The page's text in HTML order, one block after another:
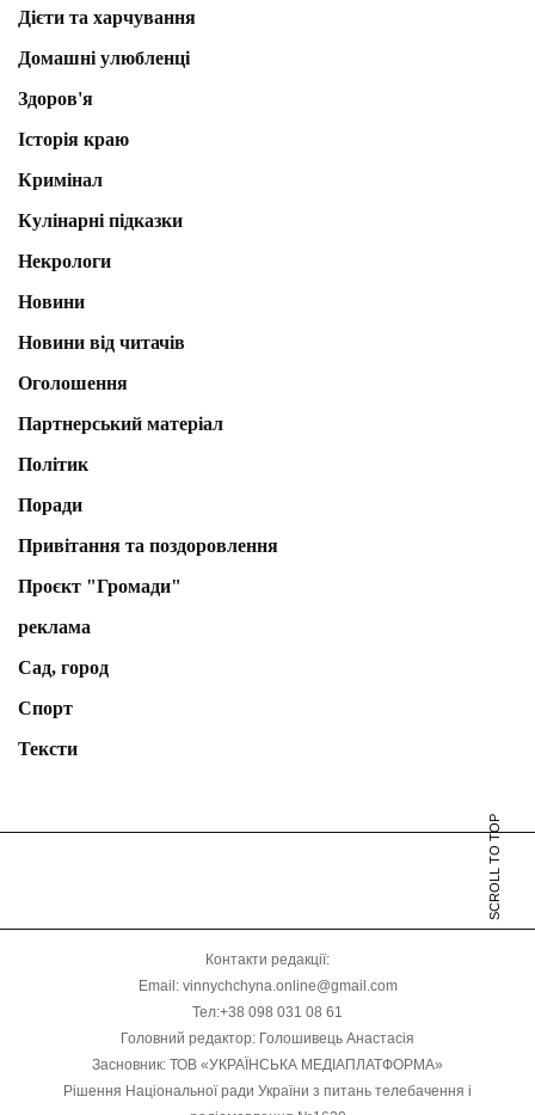
Дієти та харчування
Домашні улюбленці
Здоров'я
Історія краю
Кримінал
Кулінарні підказки
Некрологи
Новини
Новини від читачів
Оголошення
Партнерський матеріал
Політик
Поради
Привітання та поздоровлення
Проєкт "Громади"
реклама
Сад, город
Спорт
Тексти
SCROLL TO TOP
Контакти редакції:
Email: vinnychchyna.online@gmail.com
Тел:+38 098 031 08 61
Головний редактор: Голошивець Анастасія
Засновник: ТОВ «УКРАЇНСЬКА МЕДІАПЛАТФОРМА»
Рішення Національної ради України з питань телебачення і